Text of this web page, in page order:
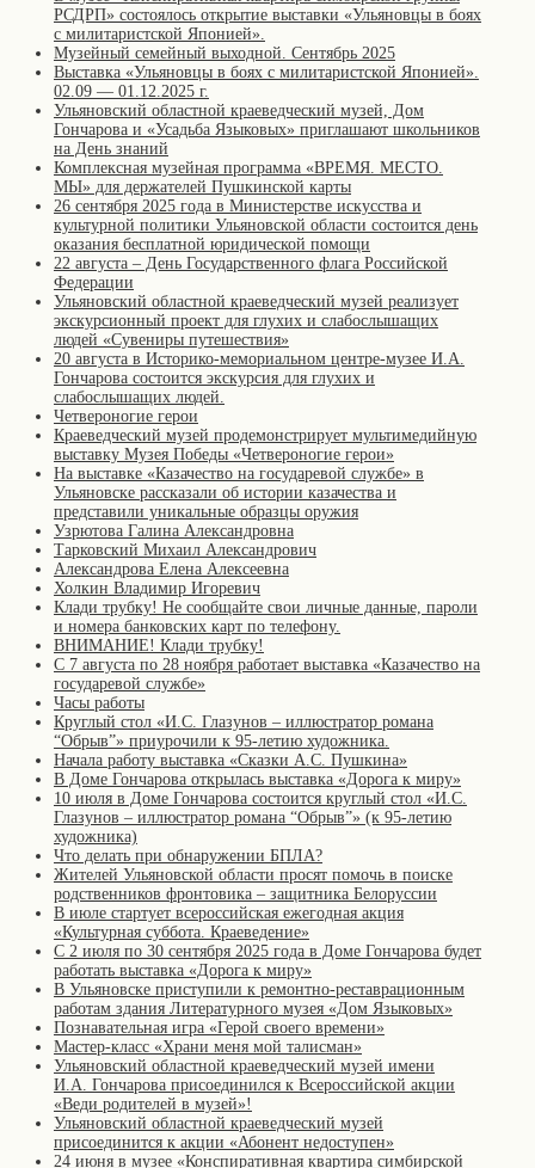
РСДРП» состоялось открытие выставки «Ульяновцы в боях
с милитаристской Японией».
Музейный семейный выходной. Сентябрь 2025
Выставка «Ульяновцы в боях с милитаристской Японией».
02.09 — 01.12.2025 г.
Ульяновский областной краеведческий музей, Дом
Гончарова и «Усадьба Языковых» приглашают школьников
на День знаний
Комплексная музейная программа «ВРЕМЯ. МЕСТО.
МЫ» для держателей Пушкинской карты
26 сентября 2025 года в Министерстве искусства и
культурной политики Ульяновской области состоится день
оказания бесплатной юридической помощи
22 августа – День Государственного флага Российской
Федерации
Ульяновский областной краеведческий музей реализует
экскурсионный проект для глухих и слабослышащих
людей «Сувениры путешествия»
20 августа в Историко-мемориальном центре-музее И.А.
Гончарова состоится экскурсия для глухих и
слабослышащих людей.
Четвероногие герои
Краеведческий музей продемонстрирует мультимедийную
выставку Музея Победы «Четвероногие герои»
На выставке «Казачество на государевой службе» в
Ульяновске рассказали об истории казачества и
представили уникальные образцы оружия
Узрютова Галина Александровна
Тарковский Михаил Александрович
Александрова Елена Алексеевна
Холкин Владимир Игоревич
Клади трубку! Не сообщайте свои личные данные, пароли
и номера банковских карт по телефону.
ВНИМАНИЕ! Клади трубку!
С 7 августа по 28 ноября работает выставка «Казачество на
государевой службе»
Часы работы
Круглый стол «И.С. Глазунов – иллюстратор романа
“Обрыв”» приурочили к 95-летию художника.
Начала работу выставка «Сказки А.С. Пушкина»
В Доме Гончарова открылась выставка «Дорога к миру»
10 июля в Доме Гончарова состоится круглый стол «И.С.
Глазунов – иллюстратор романа “Обрыв”» (к 95-летию
художника)
Что делать при обнаружении БПЛА?
Жителей Ульяновской области просят помочь в поиске
родственников фронтовика – защитника Белоруссии
В июле стартует всероссийская ежегодная акция
«Культурная суббота. Краеведение»
С 2 июля по 30 сентября 2025 года в Доме Гончарова будет
работать выставка «Дорога к миру»
В Ульяновске приступили к ремонтно-реставрационным
работам здания Литературного музея «Дом Языковых»
Познавательная игра «Герой своего времени»
Мастер-класс «Храни меня мой талисман»
Ульяновский областной краеведческий музей имени
И.А. Гончарова присоединился к Всероссийской акции
«Веди родителей в музей»!
Ульяновский областной краеведческий музей
присоединится к акции «Абонент недоступен»
24 июня в музее «Конспиративная квартира симбирской